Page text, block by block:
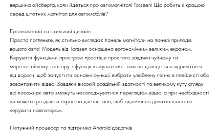
вершина айсберга, коли йдеться про автомагнітолі Torssen! Що робить її кращою
серед штатних магнітол для автомобілів?
Ергономічний та стильний дизайн
Просто погляньте, як стильно виглядає панель магнітоли на панелі приладів
вашого авто! Модель від Torssen оснащена ергономічним великим екраном.
Керувати функціями пристрою простіше простого завдяки чуйному та
морозостійкому сенсору з функцією мультитач - вам не доведеться відриватися
від дороги, щоб запустити основні функції, вибрати улюблену пісню в плейлисті або
завантажити відео. Завдяки високій роздільній здатності та великому куту огляду
всі пасажири авто зможуть насолоджуватися переглядом відео, а при необхідності
ви можете розділити екран на дві частини, щоб одночасно дивитися кіно та
керувати навігатором.
Потужний процесор та підтримка Android додатків